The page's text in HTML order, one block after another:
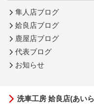
隼人店ブログ
姶良店ブログ
鹿屋店ブログ
代表ブログ
お知らせ
洗車工房 姶良店(あい